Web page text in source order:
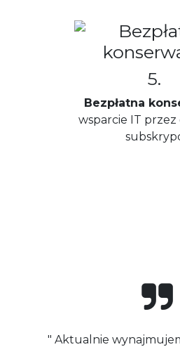
5.
Bezpłatna
wsparcie IT przez
" Aktualnie